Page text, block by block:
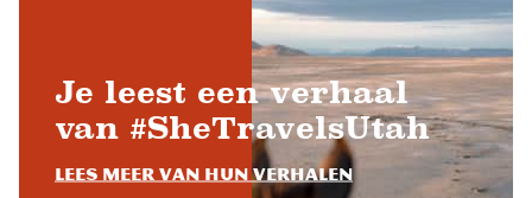
Je leest een verhaal
van #SheTravelsUtah
Lees meer van hun verhalen